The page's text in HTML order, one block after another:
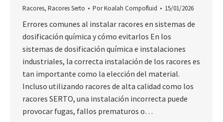
Racores, Racores Serto PorKoalah Compofluid 15/01/2026
Errores comunes al instalar racores en sistemas de
dosificación química y cómo evitarlos En los
sistemas de dosificación química e instalaciones
industriales, la correcta instalación de los racores es
tan importante como la elección del material.
Incluso utilizando racores de alta calidad como los
racores SERTO, una instalación incorrecta puede
provocar fugas, fallos prematuros o…